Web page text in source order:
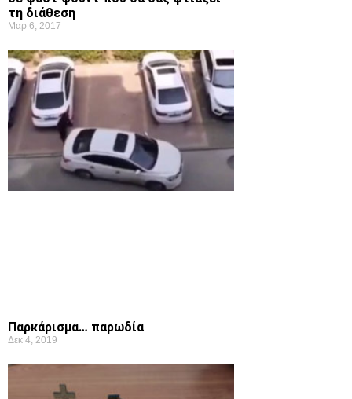
τη διάθεση
Μαρ 6, 2017
Παρκάρισμα… παρωδία
Δεκ 4, 2019